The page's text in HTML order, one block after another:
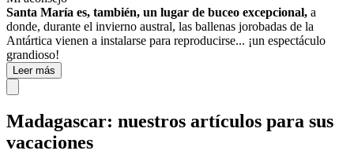
Santa María es, también, un lugar de buceo excepcional, a
donde, durante el invierno austral, las ballenas jorobadas de la
Antártica vienen a instalarse para reproducirse... ¡un espectáculo
grandioso!
Leer más
Madagascar: nuestros artículos para sus
vacaciones